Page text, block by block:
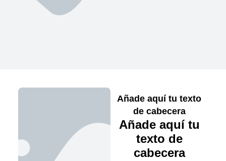
Añade aquí tu texto
de cabecera
Añade aquí tu
texto de
cabecera